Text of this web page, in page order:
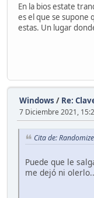
En la bios estate
es el que se supone
estas. Un lugar
Windows / Re:
7 Diciembre 2021,
Cita de:
Puede que le
me dejó ni